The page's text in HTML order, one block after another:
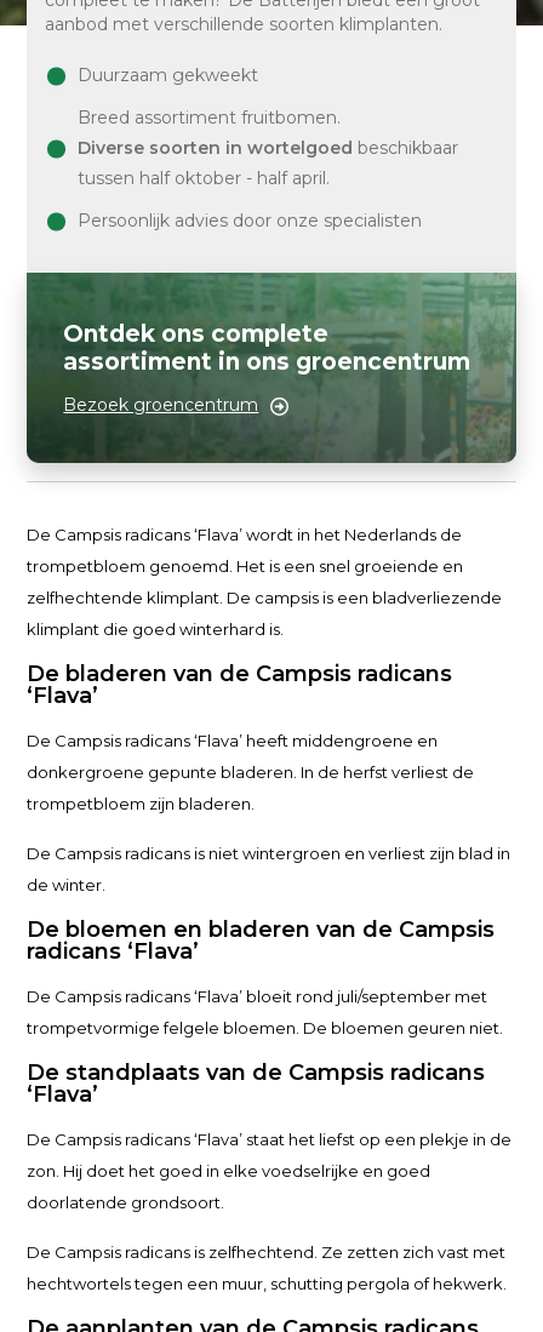
aanbod met verschillende soorten klimplanten.
Duurzaam gekweekt
Breed assortiment fruitbomen.
Diverse soorten in wortelgoed beschikbaar
tussen half oktober - half april.
Persoonlijk advies door onze specialisten
Ontdek ons complete
assortiment in ons groencentrum
Bezoek groencentrum
De Campsis radicans ‘Flava’ wordt in het Nederlands de
trompetbloem genoemd. Het is een snel groeiende en
zelfhechtende klimplant. De campsis is een bladverliezende
klimplant die goed winterhard is.
De bladeren van de Campsis radicans
‘Flava’
De Campsis radicans ‘Flava’ heeft middengroene en
donkergroene gepunte bladeren. In de herfst verliest de
trompetbloem zijn bladeren.
De Campsis radicans is niet wintergroen en verliest zijn blad in
de winter.
De bloemen en bladeren van de Campsis
radicans ‘Flava’
De Campsis radicans ‘Flava’ bloeit rond juli/september met
trompetvormige felgele bloemen. De bloemen geuren niet.
De standplaats van de Campsis radicans
‘Flava’
De Campsis radicans ‘Flava’ staat het liefst op een plekje in de
zon. Hij doet het goed in elke voedselrijke en goed
doorlatende grondsoort.
De Campsis radicans is zelfhechtend. Ze zetten zich vast met
hechtwortels tegen een muur, schutting pergola of hekwerk.